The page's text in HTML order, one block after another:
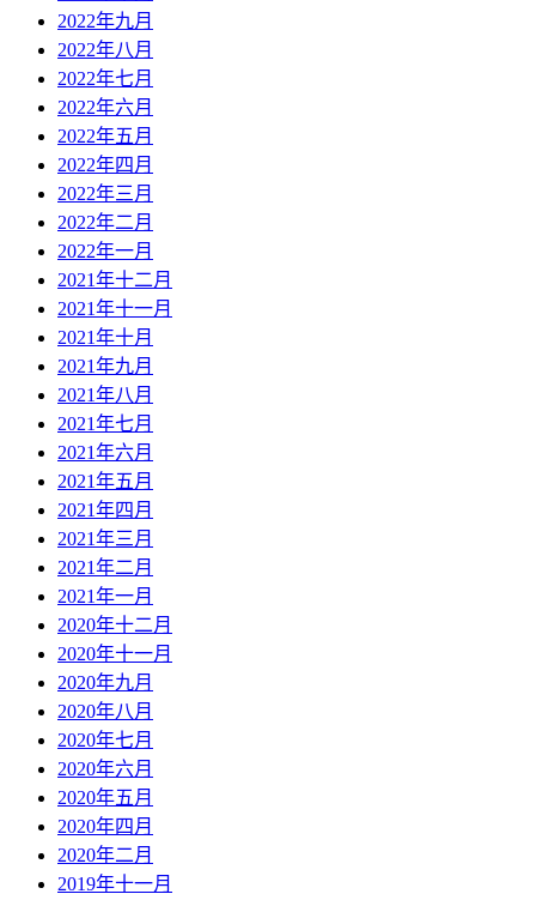
2022年九月
2022年八月
2022年七月
2022年六月
2022年五月
2022年四月
2022年三月
2022年二月
2022年一月
2021年十二月
2021年十一月
2021年十月
2021年九月
2021年八月
2021年七月
2021年六月
2021年五月
2021年四月
2021年三月
2021年二月
2021年一月
2020年十二月
2020年十一月
2020年九月
2020年八月
2020年七月
2020年六月
2020年五月
2020年四月
2020年二月
2019年十一月